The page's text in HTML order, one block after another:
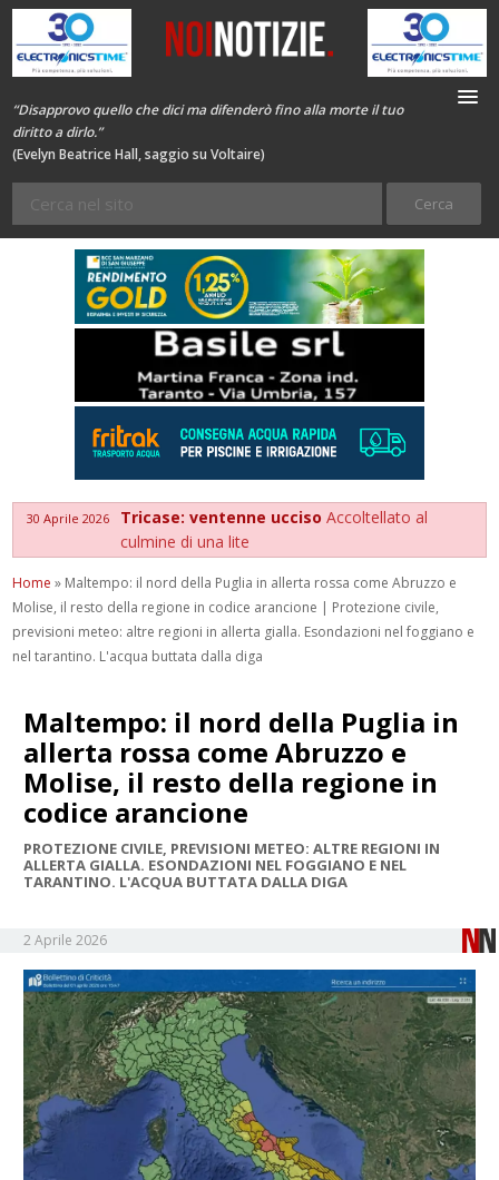
“Disapprovo quello che dici ma difenderò fino alla morte il tuo
diritto a dirlo.”
(Evelyn Beatrice Hall, saggio su Voltaire)
30 Aprile 2026 Tricase: ventenne uccisoAccoltellato al
culmine di una lite
Home » Maltempo: il nord della Puglia in allerta rossa come Abruzzo e
Molise, il resto della regione in codice arancione | Protezione civile,
previsioni meteo: altre regioni in allerta gialla. Esondazioni nel foggiano e
nel tarantino. L'acqua buttata dalla diga
Maltempo: il nord della Puglia in
allerta rossa come Abruzzo e
Molise, il resto della regione in
codice arancione
PROTEZIONE CIVILE, PREVISIONI METEO: ALTRE REGIONI IN
ALLERTA GIALLA. ESONDAZIONI NEL FOGGIANO E NEL
TARANTINO. L'ACQUA BUTTATA DALLA DIGA
2 Aprile 2026